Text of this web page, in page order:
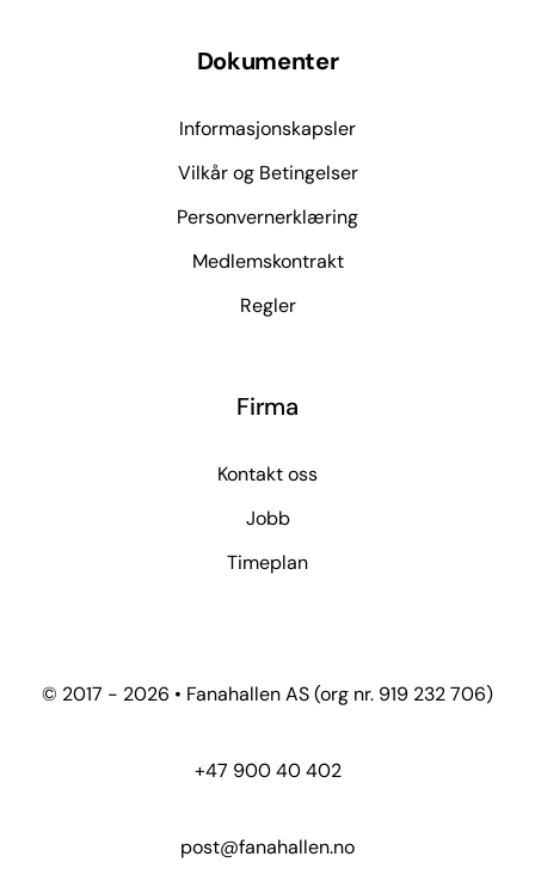
Dokumenter
Informasjonskapsler
Vilkår og Betingelser
Personvernerklæring
Medlemskontrakt
Regler
Firma
Kontakt oss
Jobb
Timeplan
© 2017 - 2026 • Fanahallen AS (org nr. 919 232 706)
+47 900 40 402
post@fanahallen.no